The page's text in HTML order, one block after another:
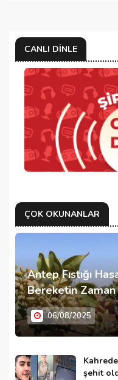
CANLI DINLE
ÇOK OKUNANLAR
Antep Fıstığı
Bereketin Zaman
06/08/2025
şehit